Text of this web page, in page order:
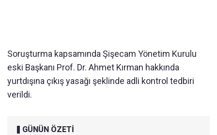
Soruşturma kapsamında Şişecam Yönetim Kurulu
eski Başkanı Prof. Dr. Ahmet Kırman hakkında
yurtdışına çıkış yasağı şeklinde adli kontrol tedbiri
verildi.
GÜNÜN ÖZETİ